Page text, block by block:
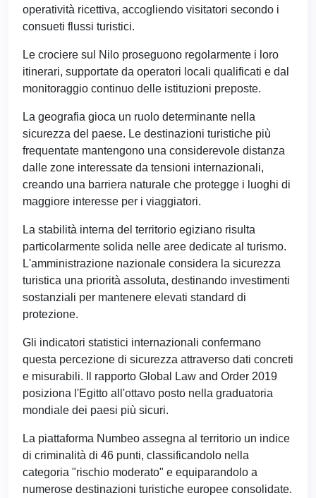
operatività ricettiva, accogliendo visitatori secondo i
consueti flussi turistici.
Le crociere sul Nilo proseguono regolarmente i loro
itinerari, supportate da operatori locali qualificati e dal
monitoraggio continuo delle istituzioni preposte.
La geografia gioca un ruolo determinante nella
sicurezza del paese. Le destinazioni turistiche più
frequentate mantengono una considerevole distanza
dalle zone interessate da tensioni internazionali,
creando una barriera naturale che protegge i luoghi di
maggiore interesse per i viaggiatori.
La stabilità interna del territorio egiziano risulta
particolarmente solida nelle aree dedicate al turismo.
L'amministrazione nazionale considera la sicurezza
turistica una priorità assoluta, destinando investimenti
sostanziali per mantenere elevati standard di
protezione.
Gli indicatori statistici internazionali confermano
questa percezione di sicurezza attraverso dati concreti
e misurabili. Il rapporto Global Law and Order 2019
posiziona l'Egitto all'ottavo posto nella graduatoria
mondiale dei paesi più sicuri.
La piattaforma Numbeo assegna al territorio un indice
di criminalità di 46 punti, classificandolo nella
categoria "rischio moderato" e equiparandolo a
numerose destinazioni turistiche europee consolidate.